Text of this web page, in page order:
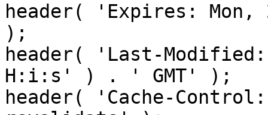
header( 'Expires: Mon,
);
header( 'Last-
H:i:s' ) . ' GMT' );
header( 'Cache-